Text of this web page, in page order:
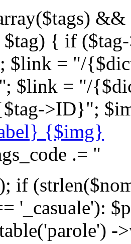
&&
$tag) { if
$link = "/
$link = "/
>ID}";
{$img}
.= "
if
'_casuale'):
-